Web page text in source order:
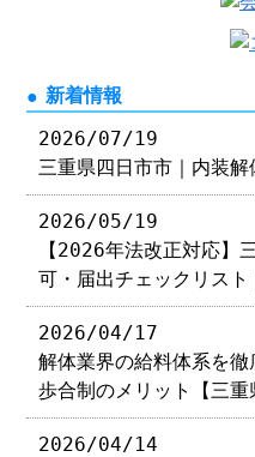
新着情報
2026/07/19
三重県四日市市｜内装解
2026/05/19
【2026年法改正対応】
可・届出チェックリス
2026/04/17
解体業界の給料体系を
歩合制のメリット【三重
2026/04/14